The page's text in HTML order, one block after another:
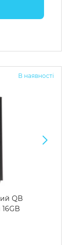
В наявності
QB